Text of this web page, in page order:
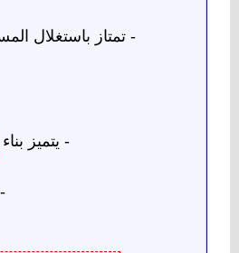
- تمتاز باستغلال
- يتميز بناء